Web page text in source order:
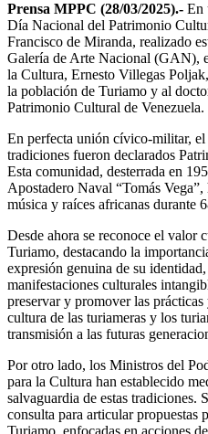
Prensa MPPC (28/03/2025).- En
Día Nacional del Patrimonio
Francisco de Miranda, realizado
Galería de Arte Nacional (GAN),
la Cultura, Ernesto Villegas
la población de Turiamo y al
Patrimonio Cultural de Venezuela.
En perfecta unión cívico-militar,
tradiciones fueron declarados
Esta comunidad, desterrada en
Apostadero Naval “Tomás
música y raíces africanas durante
Desde ahora se reconoce el valor
Turiamo, destacando la
expresión genuina de su
manifestaciones culturales
preservar y promover las
cultura de las turiameras y los
transmisión a las futuras
Por otro lado, los Ministros del
para la Cultura han establecido
salvaguardia de estas tradiciones.
consulta para articular propuestas